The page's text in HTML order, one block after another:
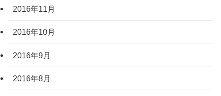
2016年11月
2016年10月
2016年9月
2016年8月